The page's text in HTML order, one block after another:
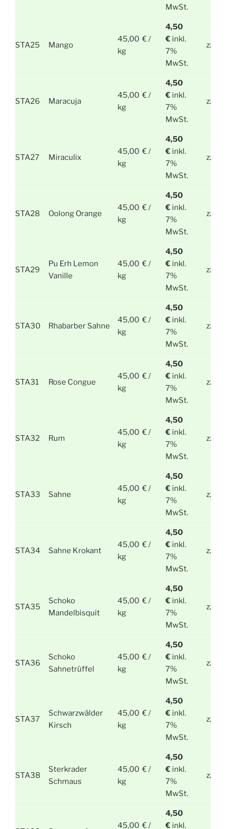
MwSt.
STA25 Mango
45,00 € /
kg
4,50
€ inkl.
7%
MwSt.
zzgl.
STA26 Maracuja
45,00 € /
kg
4,50
€ inkl.
7%
MwSt.
zzgl.
STA27 Miraculix
45,00 € /
kg
4,50
€ inkl.
7%
MwSt.
zzgl.
STA28 Oolong Orange
45,00 € /
kg
4,50
€ inkl.
7%
MwSt.
zzgl.
STA29
Pu Erh Lemon
Vanille
45,00 € /
kg
4,50
€ inkl.
7%
MwSt.
zzgl.
STA30 Rhabarber Sahne
45,00 € /
kg
4,50
€ inkl.
7%
MwSt.
zzgl.
STA31 Rose Congue
45,00 € /
kg
4,50
€ inkl.
7%
MwSt.
zzgl.
STA32 Rum
45,00 € /
kg
4,50
€ inkl.
7%
MwSt.
zzgl.
STA33 Sahne
45,00 € /
kg
4,50
€ inkl.
7%
MwSt.
zzgl.
STA34 Sahne Krokant
45,00 € /
kg
4,50
€ inkl.
7%
MwSt.
zzgl.
STA35
Schoko
Mandelbisquit
45,00 € /
kg
4,50
€ inkl.
7%
MwSt.
zzgl.
STA36
Schoko
Sahnetrüffel
45,00 € /
kg
4,50
€ inkl.
7%
MwSt.
zzgl.
STA37
Schwarzwälder
Kirsch
45,00 € /
kg
4,50
€ inkl.
7%
MwSt.
zzgl.
STA38
Sterkrader
Schmaus
45,00 € /
kg
4,50
€ inkl.
7%
MwSt.
zzgl.
45,00 € /
4,50
€ inkl.